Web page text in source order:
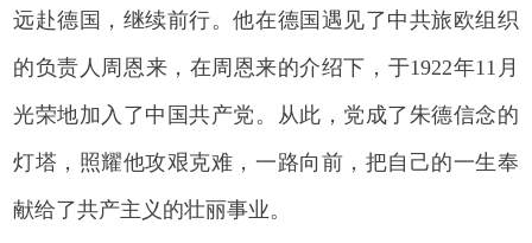
远赴德国，继续前行。他在德国遇见了中共旅欧组织
的负责人周恩来，在周恩来的介绍下，于1922年11月
光荣地加入了中国共产党。从此，党成了朱德信念的
灯塔，照耀他攻艰克难，一路向前，把自己的一生奉
献给了共产主义的壮丽事业。